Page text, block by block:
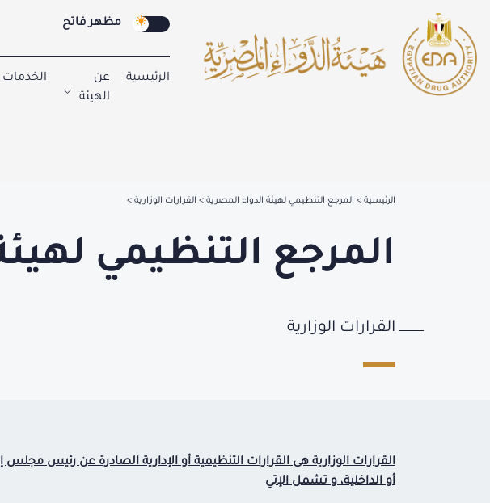
مظهر فاتح
الرئيسية
عن
الهيئة
الخدمات
الرئيسية المرجع التنظيمي لهيئة الدواء المصرية القرارات الوزارية
المرجع التنظيمي
القرارات الوزارية
القرارات الوزارية هى القرارات التنظيمية أو الإدارية الصادرة عن رئيس مجلس
أو الداخلية، و تشمل الإتي